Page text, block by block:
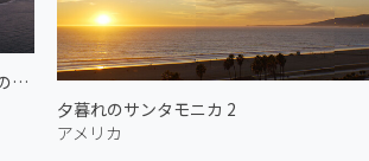
クラマス川の河口
夕暮れのサンタモニカ 2
アメリカ